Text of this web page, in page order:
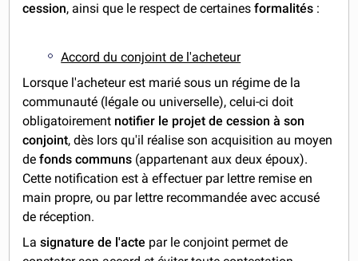
cession, ainsi que le respect de certainesformalités :
Accord du conjoint de l'acheteur
Lorsque l'acheteur est marié sous un régime de la
communauté (légale ou universelle), celui-ci doit
obligatoirement notifier le projet de cession à son
conjoint, dès lors qu'il réalise son acquisition au moyen
defonds communs (appartenant aux deux époux).
Cette notification est à effectuer par lettre remise en
main propre, ou par lettre recommandée avec accusé
de réception.
Lasignature de l'acte par le conjoint permet de